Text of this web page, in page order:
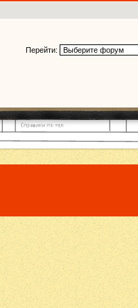
Перейти: